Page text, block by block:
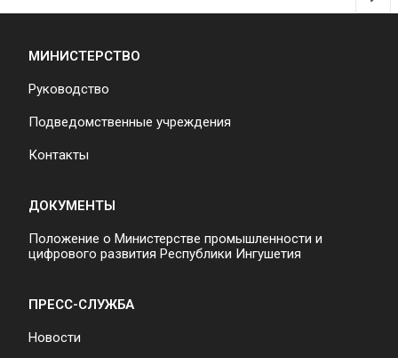
МИНИСТЕРСТВО
Руководство
Подведомственные учреждения
Контакты
ДОКУМЕНТЫ
Положение о Министерстве промышленности и
цифрового развития Республики Ингушетия
ПРЕСС-СЛУЖБА
Новости